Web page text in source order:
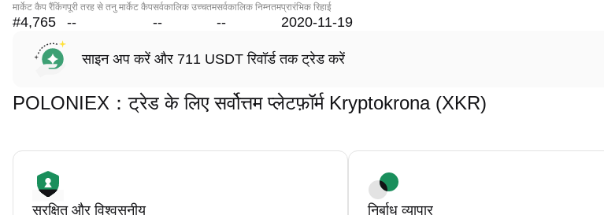
मार्केट कैप रैंकिंग
#4,765
पूरी तरह से तनु मार्केट कैप
--
सर्वकालिक उच्चतम
--
सर्वकालिक निम्नतम
--
प्रारंभिक रिहाई
2020-11-19
साइन अप करें और 711 USDT रिवॉर्ड तक ट्रेड करें
POLONIEX：ट्रेड के लिए सर्वोत्तम प्लेटफ़ॉर्म Kryptokrona (XKR)
सुरक्षित और विश्वसनीय निर्बाध व्यापार